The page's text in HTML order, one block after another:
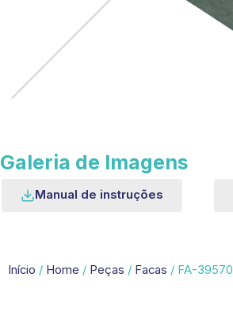
Galeria de Imagens
Manual de instruções
Início / Home / Peças / Facas / FA-39570